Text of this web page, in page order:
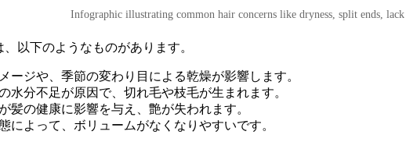
Infographic illustrating common hair concerns like dryness, split ends,
以下のようなものがあります。
ージや、季節の変わり目による乾燥が影響します。
水分不足が原因で、切れ毛や枝毛が生まれます。
髪の健康に影響を与え、艶が失われます。
によって、ボリュームがなくなりやすいです。